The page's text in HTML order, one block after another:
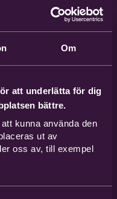
Om
att underlätta för dig
bättre.
kunna använda den
ut av
oss av, till exempel
i
viktig
och